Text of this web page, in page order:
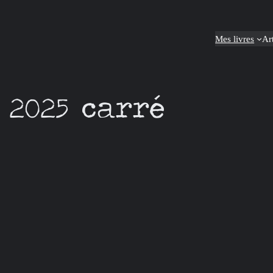
Mes livres
carré